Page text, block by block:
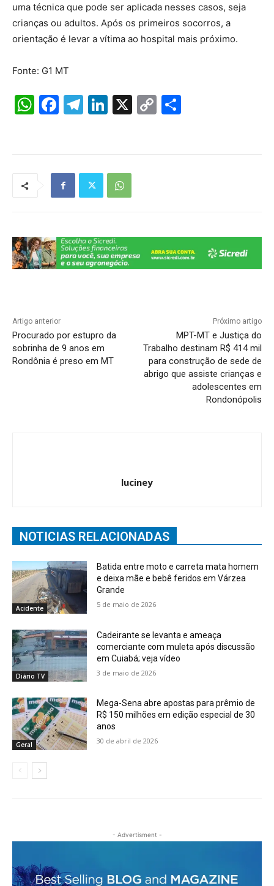
uma técnica que pode ser aplicada nesses casos, seja
crianças ou adultos. Após os primeiros socorros, a
orientação é levar a vítima ao hospital mais próximo.
Fonte: G1 MT
W F
b
o
k
T
a
m
Li
dI
n
X
C
Artigo anterior
Procurado por estupro da
sobrinha de 9 anos em
Rondônia é preso em MT
Próximo artigo
MPT-MT e Justiça do
Trabalho destinam R$ 414 mil
para construção de sede de
abrigo que assiste crianças e
adolescentes em
Rondonópolis
luciney
NOTICIAS RELACIONADAS
Acidente
Batida entre moto e carreta mata homem
e deixa mãe e bebê feridos em Várzea
Grande
5 de maio de 2026
Diário TV
Cadeirante se levanta e ameaça
comerciante com muleta após discussão
em Cuiabá; veja vídeo
3 de maio de 2026
Geral
Mega-Sena abre apostas para prêmio de
R$ 150 milhões em edição especial de 30
anos
30 de abril de 2026
- Advertisment -